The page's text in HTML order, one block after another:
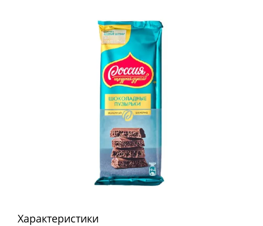
Характеристики